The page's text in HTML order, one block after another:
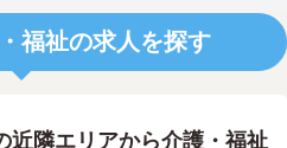
福祉の求人を探す
近隣エリアから介護・福祉